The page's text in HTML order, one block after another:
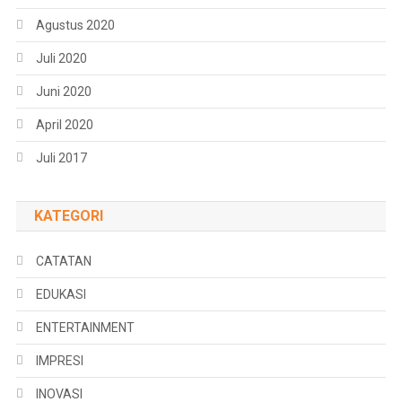
Agustus 2020
Juli 2020
Juni 2020
April 2020
Juli 2017
KATEGORI
CATATAN
EDUKASI
ENTERTAINMENT
IMPRESI
INOVASI